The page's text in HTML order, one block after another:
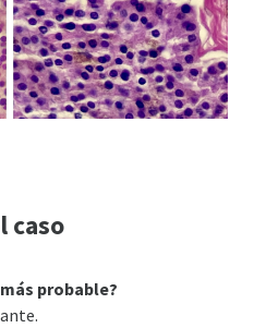
caso
probable?